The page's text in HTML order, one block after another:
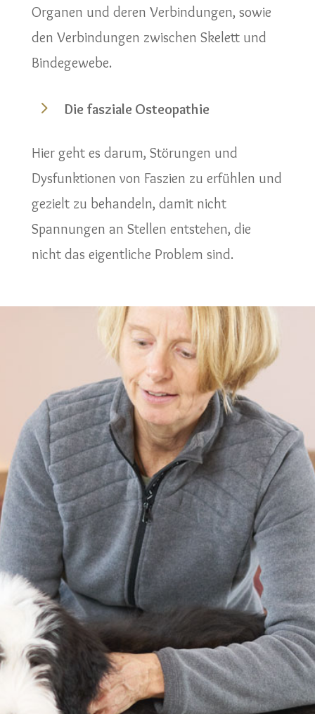
Organen und deren Verbindungen, sowie
den Verbindungen zwischen Skelett und
Bindegewebe.
5 Die fasziale Osteopathie
Hier geht es darum, Störungen und
Dysfunktionen von Faszien zu erfühlen und
gezielt zu behandeln, damit nicht
Spannungen an Stellen entstehen, die
nicht das eigentliche Problem sind.